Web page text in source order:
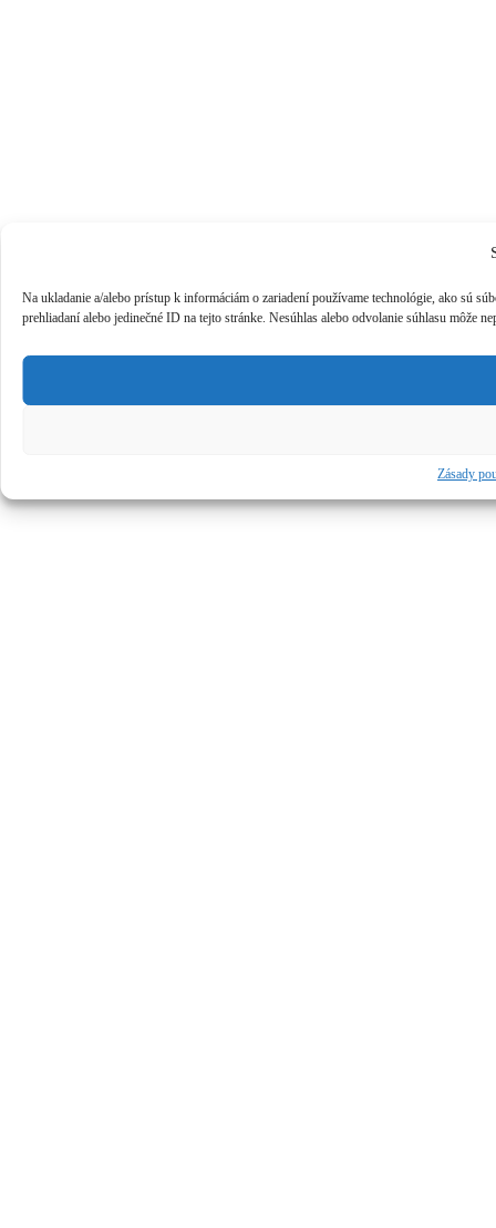
Na ukladanie a/alebo prístup k informáciám o zariadení používame technológie, ako sú
prehliadaní alebo jedinečné ID na tejto stránke. Nesúhlas alebo odvolanie súhlasu môže
Zásady